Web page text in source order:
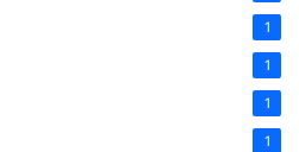
1
1
1
1